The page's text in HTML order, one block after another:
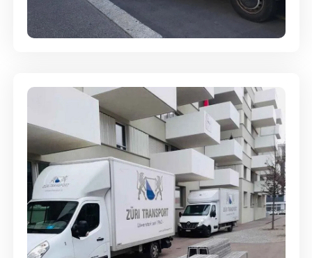
Full-Service - Für Privatumzüge